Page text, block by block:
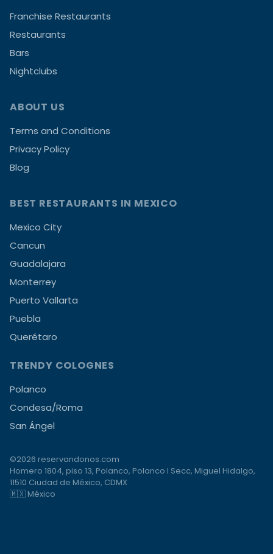
Franchise Restaurants
Restaurants
Bars
Nightclubs
ABOUT US
Terms and Conditions
Privacy Policy
Blog
BEST RESTAURANTS IN MEXICO
Mexico City
Cancun
Guadalajara
Monterrey
Puerto Vallarta
Puebla
Querétaro
TRENDY COLOGNES
Polanco
Condesa/Roma
San Ángel
©2026 reservandonos.com
Homero 1804, piso 13, Polanco, Polanco I Secc, Miguel Hidalgo,
11510 Ciudad de México, CDMX
🇲🇽 México